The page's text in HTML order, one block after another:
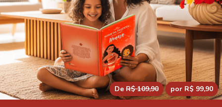
De R$ 109,90 por R$ 99,90